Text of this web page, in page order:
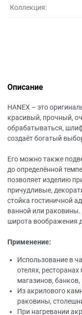
Коллекция:
Описание
НANEХ – это
красивый, прочный,
обрабатываться,
создаёт богатый
Его можно также
до определённой
позволяет изделию
причудливые,
стойка гостиничной
ванной или раковины.
широта воображения
Применение:
Использование в
отелях,
магазинов,
Из акрилового
раковины,
При нагревании